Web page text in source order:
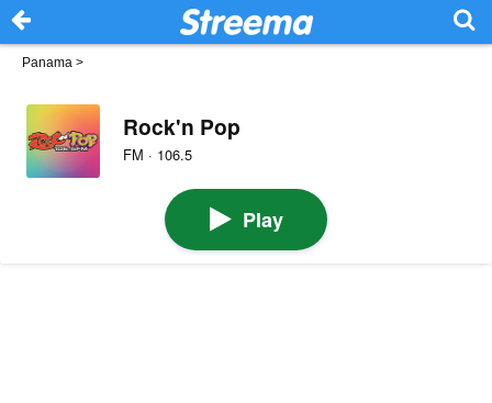
Panama >
Rock'n Pop
FM · 106.5
Play